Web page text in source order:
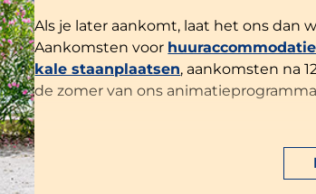
Als je later aankomt, laat het ons dan
Aankomsten voor
kale staanplaatsen, aankomsten na
de zomer van ons
uur. Bij aankomst krijg je een in- en
beschikbaar bij de ingang van de